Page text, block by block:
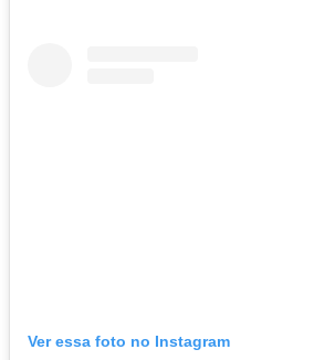
Ver essa foto no Instagram